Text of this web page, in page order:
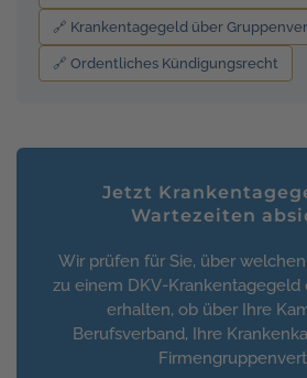
🔗 Krankentagegeld über
🔗 Ordentliches Kündigungsrecht
Jetzt
Wartezeiten
Wir prüfen für Sie, über
zu einem DKV-Krankentagegeld
erhalten, ob über Ihre
Berufsverband, Ihre